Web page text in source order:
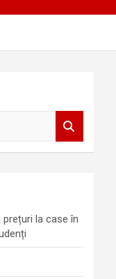
prețuri la case în